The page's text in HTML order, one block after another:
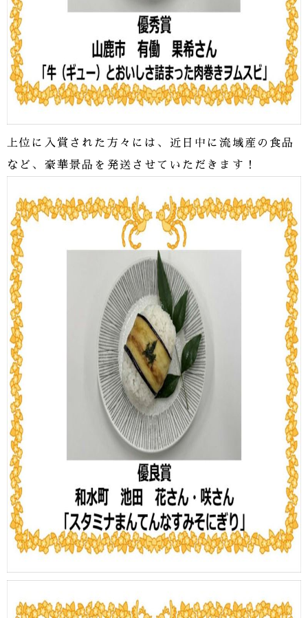
上位に入賞された方々には、近日中に流域産の食品
など、豪華景品を発送させていただきます！